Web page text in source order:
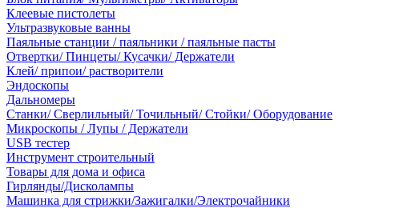
Клеевые пистолеты
Ультразвуковые ванны
Паяльные станции / паяльники / паяльные пасты
Отвертки/ Пинцеты/ Кусачки/ Держатели
Клей/ припои/ растворители
Эндоскопы
Дальномеры
Станки/ Сверлильный/ Точильный/ Стойки/ Оборудование
Микроскопы / Лупы / Держатели
USB тестер
Инструмент строительный
Товары для дома и офиса
Гирлянды/Дисколампы
Машинка для стрижки/Зажигалки/Электрочайники